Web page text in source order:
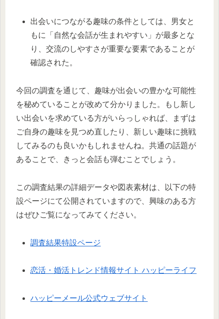
出会いにつながる趣味の条件としては、男女と
もに「自然な会話が生まれやすい」が最多とな
り、交流のしやすさが重要な要素であることが
確認された。
今回の調査を通じて、趣味が出会いの豊かな可能性
を秘めていることが改めて分かりました。もし新し
い出会いを求めている方がいらっしゃれば、まずは
ご自身の趣味を見つめ直したり、新しい趣味に挑戦
してみるのも良いかもしれませんね。共通の話題が
あることで、きっと会話も弾むことでしょう。
この調査結果の詳細データや図表素材は、以下の特
設ページにて公開されていますので、興味のある方
はぜひご覧になってみてください。
調査結果特設ページ
恋活・婚活トレンド情報サイト ハッピーライフ
ハッピーメール公式ウェブサイト